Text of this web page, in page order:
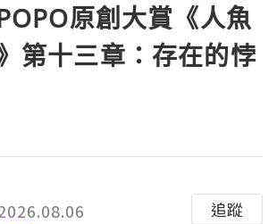
原創大賞《人魚
第十三章：存在的悖
追蹤